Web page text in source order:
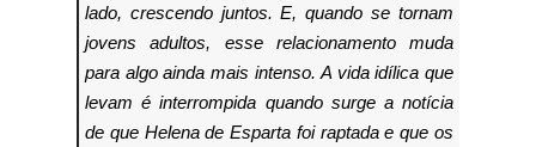
lado, crescendo juntos. E, quando se tornam
jovens adultos, esse relacionamento muda
para algo ainda mais intenso.A vida idílica que
levam é interrompida quando surge a notícia
de que Helena de Esparta foi raptada e que os